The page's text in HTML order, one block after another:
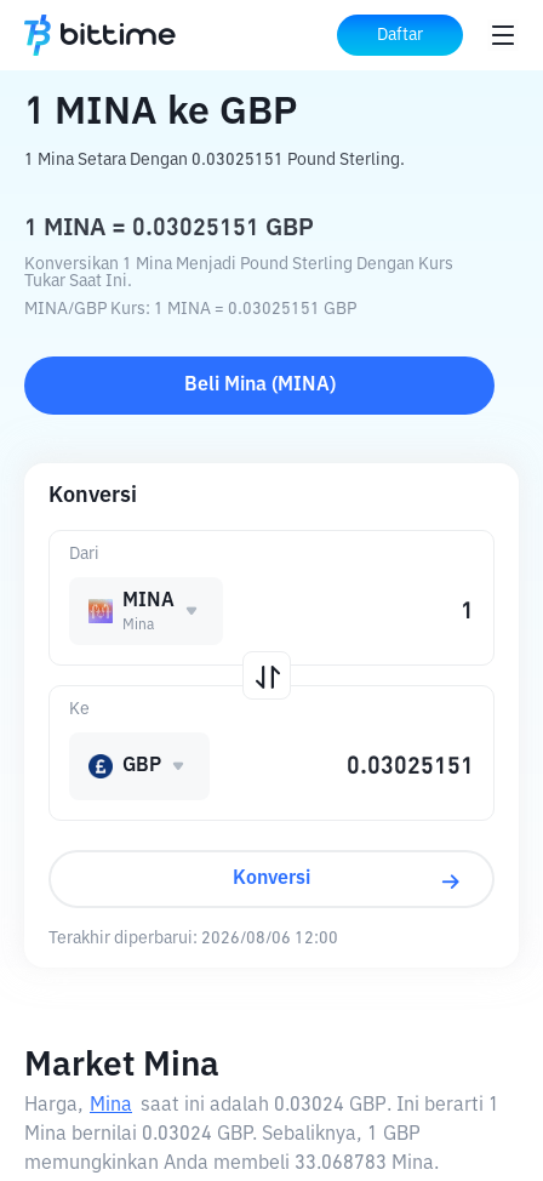
Daftar
Beranda Konverter Kripto GBP
1 MINA ke GBP
1 Mina Setara Dengan 0.03025151 Pound Sterling.
1 MINA = 0.03025151 GBP
Konversikan 1 Mina Menjadi Pound Sterling Dengan Kurs
Tukar Saat Ini.
MINA/GBP Kurs: 1 MINA = 0.03025151 GBP
Beli Mina( MINA)
Konversi
Dari
MINA
Mina
Ke
GBP
Konversi
Terakhir diperbarui: 2026/08/06 12:00
Market Mina
Harga, Mina saat ini adalah 0.03024 GBP. Ini berarti 1
Mina bernilai 0.03024 GBP. Sebaliknya, 1 GBP
memungkinkan Anda membeli 33.068783 Mina.